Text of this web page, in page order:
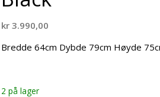
kr 3.990,00
Bredde 64cm Dybde 79cm Høyde
2 på lager